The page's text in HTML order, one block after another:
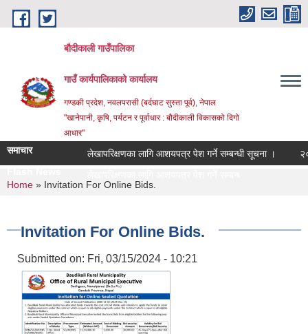
Skip to main content
बौदीकाली गाउँपालिका
गाउँ कार्यपालिकाको कार्यालय
गण्डकी प्रदेश, नवलपरासी (बर्दघाट सुस्ता पूर्व), नेपाल
"खानेपानी, कृषि, पर्यटन र पूर्वाधार : बौदीकाली विकासको दिगो
आधार"
समाचार लेखापरिक्षणका लागि आशयपत्र पेश गर्ने सम्बन्धी सूचना ।
You are here
Home » Invitation For Online Bids.
Invitation For Online Bids.
Submitted on: Fri, 03/15/2024 - 10:21